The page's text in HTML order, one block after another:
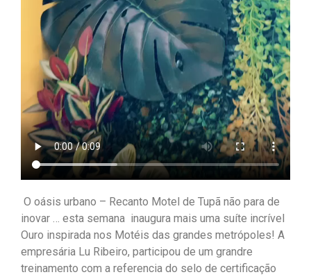
O oásis urbano – Recanto Motel de Tupã não para de
inovar … esta semana inaugura mais uma suíte incrível
Ouro inspirada nos Motéis das grandes metrópoles! A
empresária Lu Ribeiro, participou de um grandre
treinamento com a referencia do selo de certificação